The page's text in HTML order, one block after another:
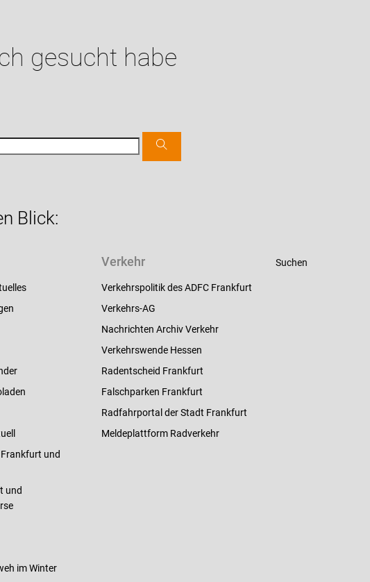
gesucht habe
Blick:
und
und
im Winter
Verkehr
Verkehrspolitik des ADFC Frankfurt
Verkehrs-AG
Nachrichten Archiv Verkehr
Verkehrswende Hessen
Radentscheid Frankfurt
Falschparken Frankfurt
Radfahrportal der Stadt Frankfurt
Meldeplattform Radverkehr
Suchen